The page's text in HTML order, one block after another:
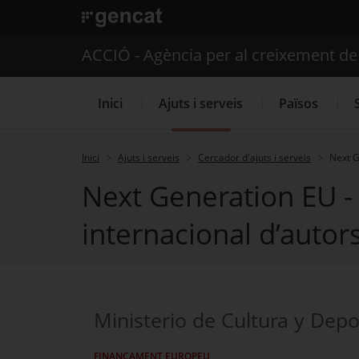
. Obre en una nova finestra.
Serveis d'internacionalització
ACCIÓ - Agència per al creixement
Inici Ajuts i serveis Països
Inici Ajuts i serveis Cercador d'ajuts i serveis Next
Next Generation EU
internacional
Ministerio de Cultura y
FINANÇAMENT EUROPEU